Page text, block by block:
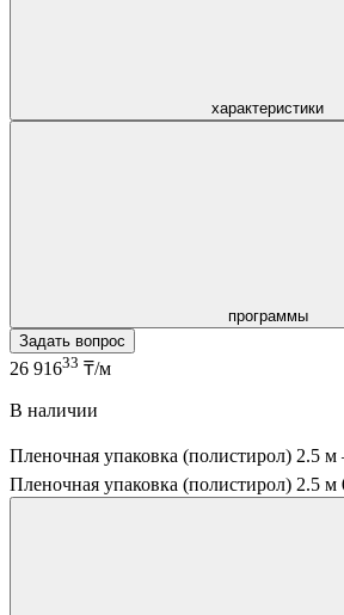
характеристики
программы
Задать вопрос
26 91633 ₸/м
В наличии
Пленочная упаковка (полистирол) 2.5
Пленочная упаковка (полистирол) 2.5 м